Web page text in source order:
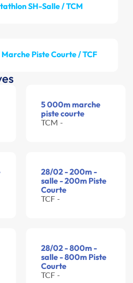
SH-Salle / TCM
Piste Courte / TCF
5 000m marche
piste courte
TCM -
28/02 - 200m -
salle - 200m Piste
Courte
TCF -
28/02 - 800m -
salle - 800m Piste
Courte
TCF -